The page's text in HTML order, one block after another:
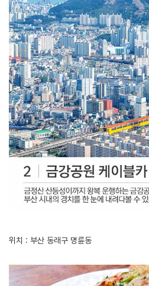
위치 : 부산 동래구 명륜동